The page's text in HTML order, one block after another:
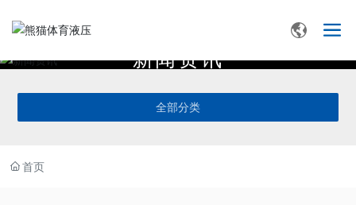
新闻资讯
全部分类
首页